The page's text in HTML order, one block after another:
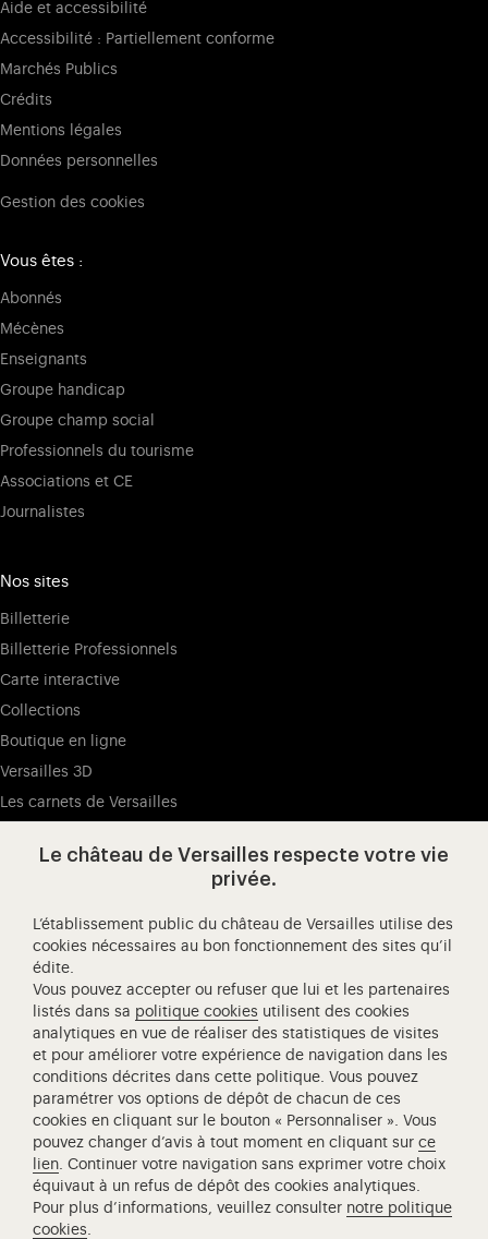
Aide et accessibilité
Accessibilité : Partiellement conforme
Marchés Publics
Crédits
Mentions légales
Données personnelles
Gestion des cookies
Vous êtes :
Abonnés
Mécènes
Enseignants
Groupe handicap
Groupe champ social
Professionnels du tourisme
Associations et CE
Journalistes
Nos sites
Billetterie
Billetterie Professionnels
Carte interactive
Collections
Boutique en ligne
Versailles 3D
Les carnets de Versailles
Ressources pédagogiques
Visitez notre Facebook (ouverture dans un nouvel
Visitez notre X (ouverture dans un nouvel
Visitez notre Instagram (ouverture
Visitez notre YouTube
Visitez notre
Château de Versailles Spectacles
L'Opéra royal de Versailles
Centre de recherche du château de Versailles
Centre de Musique Baroque de Versailles
Réseau des Résidences Royales Européenne
Société des Amis de Versailles
Académie équestre nationale du domaine de Versailles
Campus Versailles
Le château de Versailles respecte votre vie
privée.
L’établissement public du château de Versailles utilise des
cookies nécessaires au bon fonctionnement des sites qu’il
édite.
Vous pouvez accepter ou refuser que lui et les partenaires
listés dans sa politique cookies utilisent des cookies
analytiques en vue de réaliser des statistiques de visites
et pour améliorer votre expérience de navigation dans les
conditions décrites dans cette politique. Vous pouvez
paramétrer vos options de dépôt de chacun de ces
cookies en cliquant sur le bouton « Personnaliser ». Vous
pouvez changer d’avis à tout moment en cliquant surce
lien. Continuer votre navigation sans exprimer votre choix
équivaut à un refus de dépôt des cookies analytiques.
Pour plus d’informations, veuillez consulter notre politique
cookies.